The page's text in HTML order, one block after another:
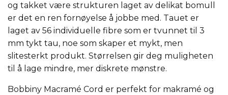
og takket være strukturen laget av delikat bomull
er det en ren fornøyelse å jobbe med. Tauet er
laget av 56 individuelle fibre som er tvunnet til 3
mm tykt tau, noe som skaper et mykt, men
slitesterkt produkt. Størrelsen gir deg muligheten
til å lage mindre, mer diskrete mønstre.
Bobbiny Macramé Cord er perfekt for makramé og